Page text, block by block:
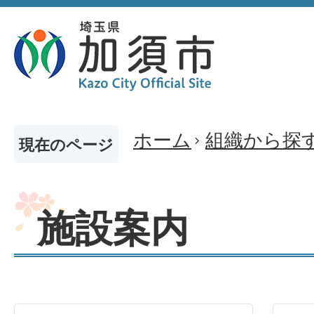
現在のページ ホーム 組織から探
施設案内